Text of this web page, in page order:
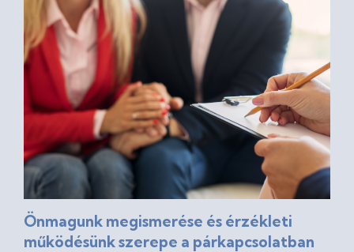
Önmagunk megismerése és érzékleti
működésünk szerepe a párkapcsolatban